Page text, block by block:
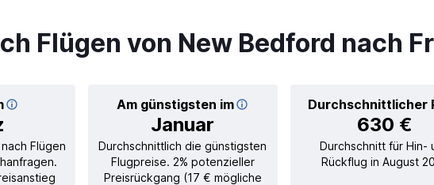
Flügen von New Bedford nach
Am günstigsten im
Januar
Durchschnittlicher
630 €
Flügen
Durchschnittlich die günstigsten
Flugpreise. 2% potenzieller
Preisrückgang (17 € mögliche
Durchschnitt für Hin-
Rückflug in August